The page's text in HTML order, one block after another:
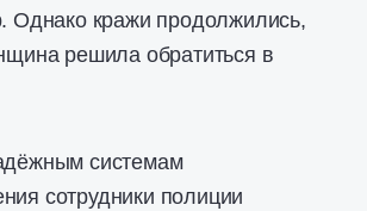
Однако кражи продолжились,
решила обратиться в
системам
сотрудники полиции